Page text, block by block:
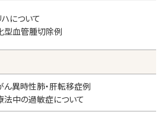
について
型血管腫切除例
ん異時性肺・肝転移症例
法中の過敏症について